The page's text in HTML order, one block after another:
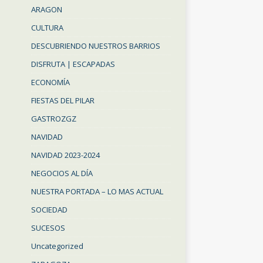
ARAGON
CULTURA
DESCUBRIENDO NUESTROS BARRIOS
DISFRUTA | ESCAPADAS
ECONOMÍA
FIESTAS DEL PILAR
GASTROZGZ
NAVIDAD
NAVIDAD 2023-2024
NEGOCIOS AL DÍA
NUESTRA PORTADA – LO MAS ACTUAL
SOCIEDAD
SUCESOS
Uncategorized